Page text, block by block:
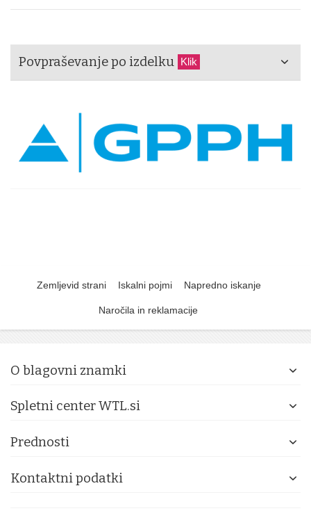
Povpraševanje po izdelku Klik
Zemljevid strani Iskalni pojmi Napredno iskanje
Naročila in reklamacije
O blagovni znamki
Spletni center WTL.si
Prednosti
Kontaktni podatki